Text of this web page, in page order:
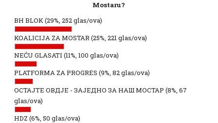
Mostaru?
BH BLOK(29%, 252 glas/ova)
KOALICIJA ZA MOSTAR(25%, 221 glas/ova)
NEĆU GLASATI (11%, 100 glas/ova)
PLATFORMA ZA PROGRES (9%, 82 glas/ova)
ОСТАЈТЕ ОВДЈЕ - ЗАЈЕДНО ЗА НАШ МОСТАР (8%, 67
glas/ova)
HDZ (6%, 50 glas/ova)